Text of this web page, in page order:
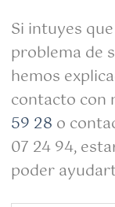
Si intuyes
problema de
hemos
contacto con
59 28 o
07 24 94,
poder